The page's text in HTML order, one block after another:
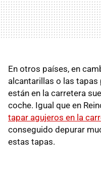
En otros países, en
alcantarillas o las
están en la carretera
coche. Igual que en
tapar agujeros en la
conseguido depurar
estas tapas.